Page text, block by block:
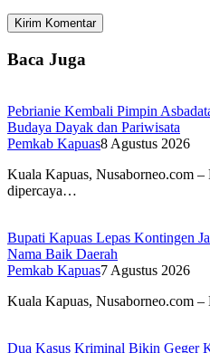
Baca Juga
Pebrianie Kembali Pimpin
Budaya Dayak dan Pariwisata
Pemkab Kapuas8 Agustus 2026
Kuala Kapuas, Nusaborneo.com –
dipercaya…
Bupati Kapuas Lepas Kontingen
Nama Baik Daerah
Pemkab Kapuas7 Agustus 2026
Kuala Kapuas, Nusaborneo.com
Dua Kasus Kriminal Bikin Geger